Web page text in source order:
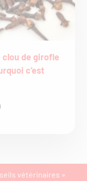
clou de girofle
c’est
vétérinaires »